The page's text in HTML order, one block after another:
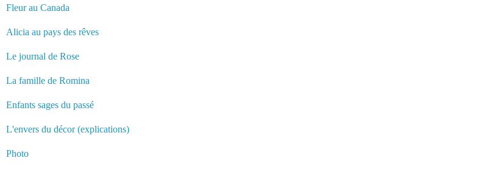
Fleur au Canada
Alicia au pays des rêves
Le journal de Rose
La famille de Romina
Enfants sages du passé
L'envers du décor (explications)
Photo